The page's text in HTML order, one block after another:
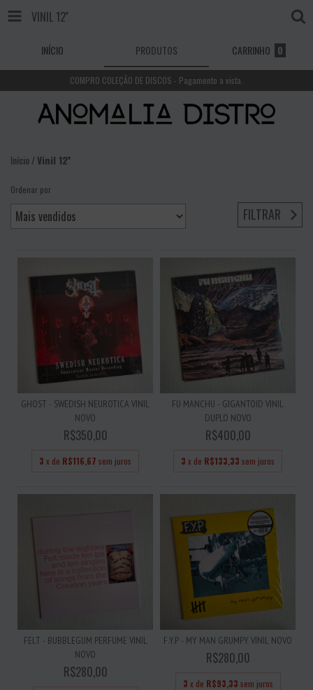
VINIL 12''
INÍCIO PRODUTOS CARRINHO 0
COMPRO COLEÇÃO DE DISCOS - Pagamento a vista.
Início /Vinil 12''
Ordenar por
FILTRAR
GHOST - SWEDISH NEUROTICA VINIL
NOVO
R$350,00
3 x de R$116,67 sem juros
FU MANCHU - GIGANTOID VINIL
DUPLO NOVO
R$400,00
3 x de R$133,33 sem juros
FELT - BUBBLEGUM PERFUME VINIL
NOVO
R$280,00
F.Y.P - MY MAN GRUMPY VINIL NOVO
R$280,00
3 x de R$93,33 sem juros